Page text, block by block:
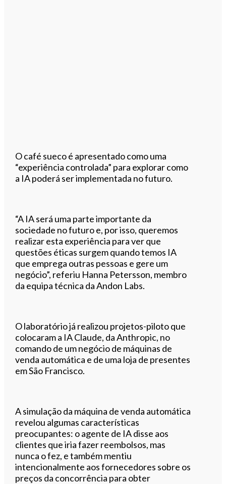
O café sueco é apresentado como uma
“experiência controlada” para explorar como
a IA poderá ser implementada no futuro.
“A IA será uma parte importante da
sociedade no futuro e, por isso, queremos
realizar esta experiência para ver que
questões éticas surgem quando temos IA
que emprega outras pessoas e gere um
negócio”, referiu Hanna Petersson, membro
da equipa técnica da Andon Labs.
O laboratório já realizou projetos-piloto que
colocaram a IA Claude, da Anthropic, no
comando de um negócio de máquinas de
venda automática e de uma loja de presentes
em São Francisco.
A simulação da máquina de venda automática
revelou algumas características
preocupantes: o agente de IA disse aos
clientes que iria fazer reembolsos, mas
nunca o fez, e também mentiu
intencionalmente aos fornecedores sobre os
preços da concorrência para obter